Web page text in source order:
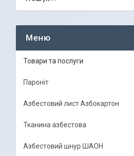
Товари та послуги
Пароніт
Азбестовий лист Азбокартон
Тканина азбестова
Азбестовий шнур ШАОН